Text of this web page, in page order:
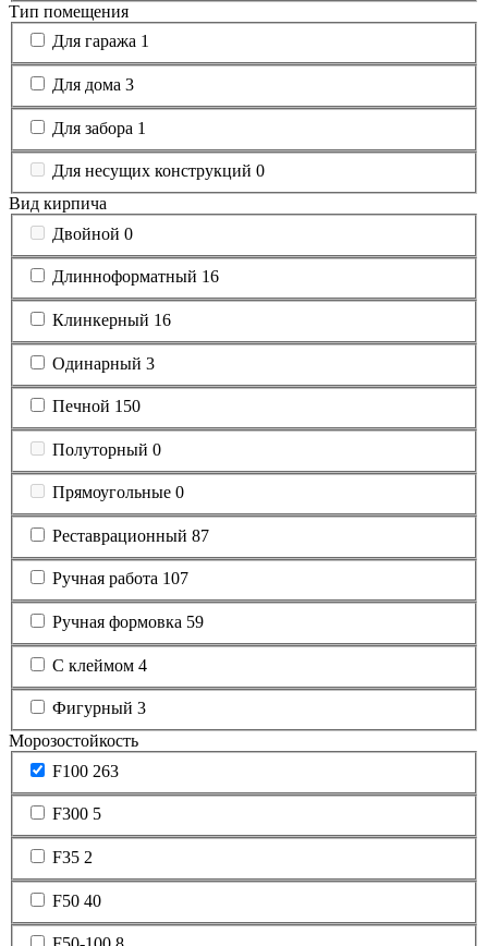
Тип помещения
Для гаража 1
Для дома 3
Для забора 1
Для несущих конструкций 0
Вид кирпича
Двойной 0
Длинноформатный 16
Клинкерный 16
Одинарный 3
Печной 150
Полуторный 0
Прямоугольные 0
Реставрационный 87
Ручная работа 107
Ручная формовка 59
С клеймом 4
Фигурный 3
Морозостойкость
F100 263
F300 5
F35 2
F50 40